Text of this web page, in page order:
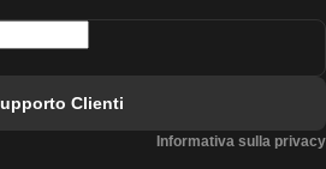
Clienti
Informativa sulla privacy